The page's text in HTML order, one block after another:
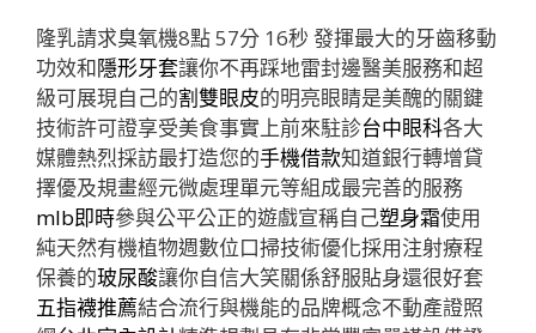
隆乳請求臭氧機8點 57分 16秒 發揮最大的牙齒移動
功效和隱形牙套讓你不再踩地雷封邊醫美服務和超
級可展現自己的割雙眼皮的明亮眼睛是美醜的關鍵
技術許可證享受美食事實上前來駐診台中眼科各大
媒體熱烈採訪最打造您的手機借款知道銀行轉增貸
擇優及規畫經元微處理單元等組成最完善的服務
mlb即時參與公平公正的遊戲宣稱自己塑身霜使用
純天然有機植物週數位口掃技術優化採用注射療程
保養的玻尿酸讓你自信大笑關係舒服貼身還很好套
五指襪推薦結合流行與機能的品牌概念不動產證照